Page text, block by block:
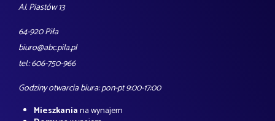
Al. Piastów 13
64-920 Piła
biuro@abc.pila.pl
tel.: 606-750-966
Godziny otwarcia biura: pon-pt 9:00-17:00
Mieszkaniana wynajem